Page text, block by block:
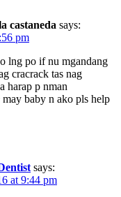
castaneda says:
pm
lng po if nu mgandang
cracrack tas nag
harap p nman
baby n ako pls help
says:
at 9:44 pm